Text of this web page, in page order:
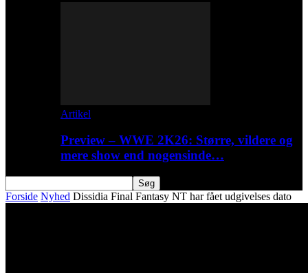
Artikel
Preview – WWE 2K26: Større, vildere og
mere show end nogensinde…
Forside Nyhed Dissidia Final Fantasy NT har fået udgivelses dato